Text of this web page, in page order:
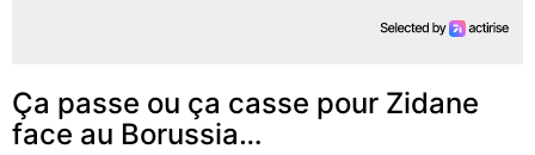
Ça passe ou ça casse pour Zidane
face au Borussia…